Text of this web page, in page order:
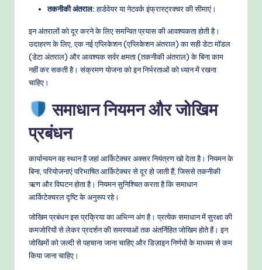
तकनीकी अंतराल:हार्डवेयर या नेटवर्क इंफ्रास्ट्रक्चर की सीमाएं।
इन अंतरालों को दूर करने के लिए समन्वित प्रयास की आवश्यकता होती है।
उदाहरण के लिए, एक नई एप्लिकेशन (एप्लिकेशन अंतराल) का सही डेटा मॉडल
(डेटा अंतराल) और आवश्यक सर्वर क्षमता (तकनीकी अंतराल) के बिना काम
नहीं कर सकती है। संक्रमण योजना को इन निर्भरताओं को ध्यान में रखना
चाहिए।
समाधान नियमन और जोखिम
प्रबंधन
कार्यान्वयन वह स्थान है जहां आर्किटेक्चर अक्सर नियंत्रण खो देता है। नियमन के
बिना, परियोजनाएं परिभाषित आर्किटेक्चर से दूर हो जाती हैं, जिससे तकनीकी
ऋण और विघटन होता है। नियमन सुनिश्चित करता है कि समाधान
आर्किटेक्चरल दृष्टि के अनुरूप रहे।
जोखिम प्रबंधन इस प्रक्रिया का अभिन्न अंग है। प्रत्येक समाधान में सुरक्षा की
कमजोरियों से लेकर प्रदर्शन की समस्याओं तक अंतर्निहित जोखिम होते हैं। इन
जोखिमों को जल्दी से पहचाना जाना चाहिए और डिज़ाइन निर्णयों के माध्यम से कम
किया जाना चाहिए।